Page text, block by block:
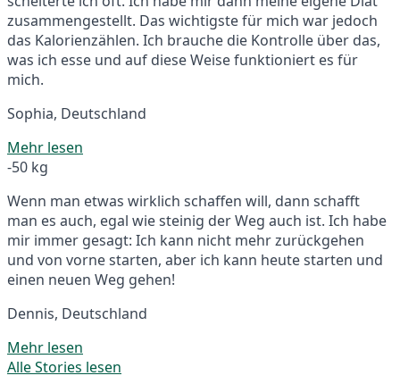
zusammengestellt. Das wichtigste für mich war jedoch
das Kalorienzählen. Ich brauche die Kontrolle über das,
was ich esse und auf diese Weise funktioniert es für
mich.
Sophia, Deutschland
Mehr lesen
-50 kg
Wenn man etwas wirklich schaffen will, dann schafft
man es auch, egal wie steinig der Weg auch ist. Ich habe
mir immer gesagt: Ich kann nicht mehr zurückgehen
und von vorne starten, aber ich kann heute starten und
einen neuen Weg gehen!
Dennis, Deutschland
Mehr lesen
Alle Stories lesen